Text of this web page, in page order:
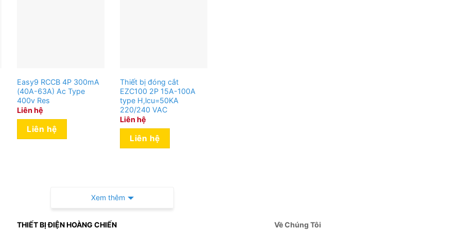
Easy9 RCCB 4P 300mA
(40A-63A) Ac Type
400v Res
Liên hệ
Liên hệ
Thiết bị đóng cắt
EZC100 2P 15A-100A
type H,lcu=50KA
220/240 VAC
Liên hệ
Liên hệ
Xem thêm
THIẾT BỊ ĐIỆN HOÀNG CHIẾN Về Chúng Tôi